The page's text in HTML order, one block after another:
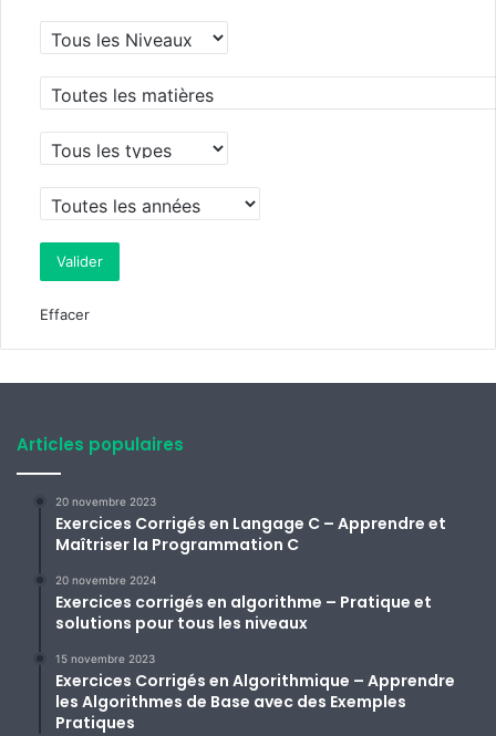
Effacer
Articles populaires
20 novembre 2023
Exercices Corrigés en Langage C – Apprendre et
Maîtriser la Programmation C
20 novembre 2024
Exercices corrigés en algorithme – Pratique et
solutions pour tous les niveaux
15 novembre 2023
Exercices Corrigés en Algorithmique – Apprendre
les Algorithmes de Base avec des Exemples
Pratiques